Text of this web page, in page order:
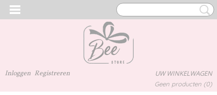
Inloggen Registreren UW WINKELWAGEN
Geen producten (0)